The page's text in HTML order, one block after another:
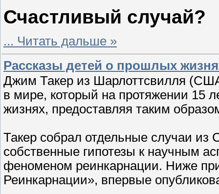
Счастливый случай?
... Читать дальше »
Рассказы детей о прошлых
Джим Такер из Шарлоттсвилля
в мире, который на протяжении 15
жизнях, предоставляя таким
Такер собрал отдельные случаи из
собственные гипотезы к научным
феноменом реинкарнации. Ниже
Реинкарнации», впервые